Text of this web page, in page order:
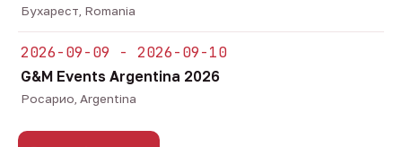
Бухарест, Romania
2026-09-09 - 2026-09-10
G&M Events Argentina 2026
Росарио, Argentina